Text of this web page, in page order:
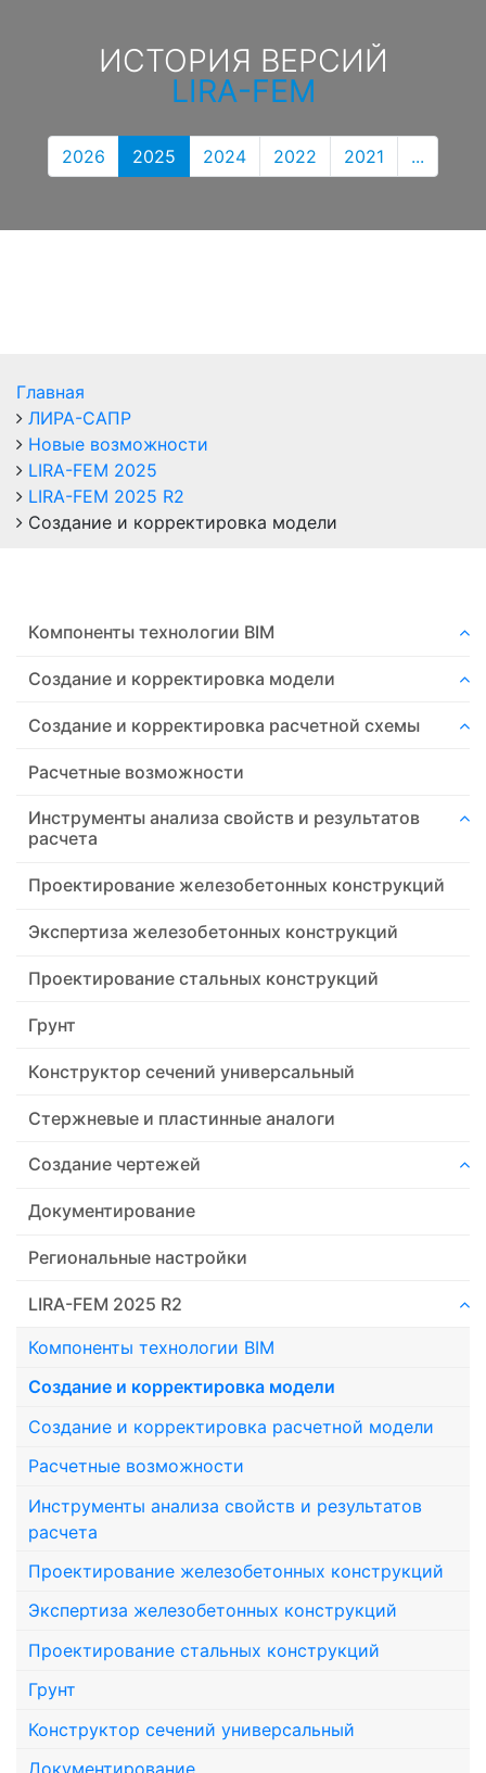
ИСТОРИЯ ВЕРСИЙ
LIRA-FEM
2026 2025 2024 2022 2021 ...
Главная
ЛИРА-САПР
Новые возможности
LIRA-FEM 2025
LIRA-FEM 2025 R2
Создание и корректировка модели
Компоненты технологии ВIM
Создание и корректировка модели
Создание и корректировка расчетной схемы
Расчетные возможности
Инструменты анализа свойств и результатов
расчета
Проектирование железобетонных конструкций
Экспертиза железобетонных конструкций
Проектирование стальных конструкций
Грунт
Конструктор сечений универсальный
Стержневые и пластинные аналоги
Создание чертежей
Документирование
Региональные настройки
LIRA-FEM 2025 R2
Компоненты технологии ВIM
Создание и корректировка модели
Создание и корректировка расчетной модели
Расчетные возможности
Инструменты анализа свойств и результатов
расчета
Проектирование железобетонных конструкций
Экспертиза железобетонных конструкций
Проектирование стальных конструкций
Грунт
Конструктор сечений универсальный